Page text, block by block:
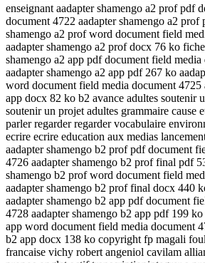
enseignant aadapter shamengo a2 prof pdf
document 4722 aadapter shamengo a2 prof
shamengo a2 prof word document field
aadapter shamengo a2 prof docx 76 ko
shamengo a2 app pdf document field
aadapter shamengo a2 app pdf 267 ko
word document field media document 4725
app docx 82 ko b2 avance adultes soutenir
soutenir un projet adultes grammaire cause
parler regarder regarder vocabulaire
ecrire ecrire education aux medias
aadapter shamengo b2 prof pdf document
4726 aadapter shamengo b2 prof final pdf
shamengo b2 prof word document field
aadapter shamengo b2 prof final docx 440
aadapter shamengo b2 app pdf document
4728 aadapter shamengo b2 app pdf 199
app word document field media document
b2 app docx 138 ko copyright fp magali
francaise vichy robert angeniol cavilam